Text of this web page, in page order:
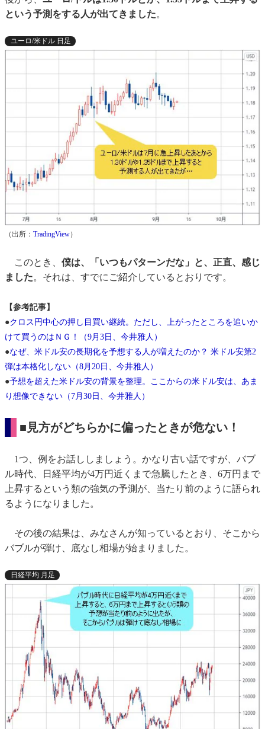
という予測をする人が出てきました。
ユーロ/米ドル 日足
（出所： TradingView）
このとき、 僕は、「いつもパターンだな」と、正直、感じ
ました。それは、すでにご紹介しているとおりです。
【参考記事】
●クロス円中心の押し目買い継続。ただし、上がったところを追いか
けて買うのはＮＧ！（9月3日、今井雅人）
●なぜ、米ドル安の長期化を予想する人が増えたのか？ 米ドル安第2
弾は本格化しない（8月20日、今井雅人）
●予想を超えた米ドル安の背景を整理。ここからの米ドル安は、あま
り想像できない（7月30日、今井雅人）
■見方がどちらかに偏ったときが危ない！
1つ、例をお話ししましょう。かなり古い話ですが、バブ
ル時代、日経平均が4万円近くまで急騰したとき、6万円まで
上昇するという類の強気の予測が、当たり前のように語られ
るようになりました。
その後の結果は、みなさんが知っているとおり、そこから
バブルが弾け、底なし相場が始まりました。
日経平均 月足